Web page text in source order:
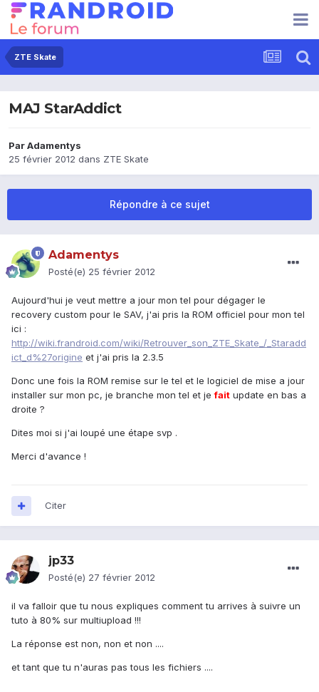
ZTE Skate
MAJ StarAddict
ParAdamentys
25 février 2012 dans ZTE Skate
Répondre à ce sujet
Adamentys
Posté(e) 25 février 2012
Aujourd'hui je veut mettre a jour mon tel pour dégager le
recovery custom pour le SAV, j'ai pris la ROM officiel pour mon tel
ici :
http://wiki.frandroid.com/wiki/Retrouver_son_ZTE_Skate_/_Staradd
ict_d%27origine et j'ai pris la 2.3.5
Donc une fois la ROM remise sur le tel et le logiciel de mise a jour
installer sur mon pc, je branche mon tel et jefait update en bas a
droite ?
Dites moi si j'ai loupé une étape svp .
Merci d'avance !
Citer
jp33
Posté(e) 27 février 2012
il va falloir que tu nous expliques comment tu arrives à suivre un
tuto à 80% sur multiupload !!!
La réponse est non, non et non ....
et tant que tu n'auras pas tous les fichiers ....